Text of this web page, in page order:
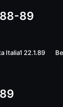
89
01:07:05
Italia1 22.1.89